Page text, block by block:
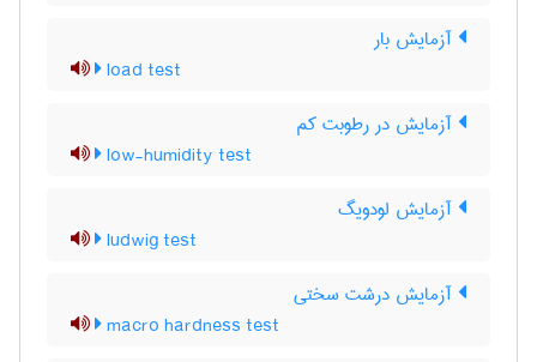
آزمایش بار
load test
آزمایش در رطوبت کم
low-humidity test
آزمایش لودویگ
ludwig test
آزمایش درشت سختی
macro hardness test